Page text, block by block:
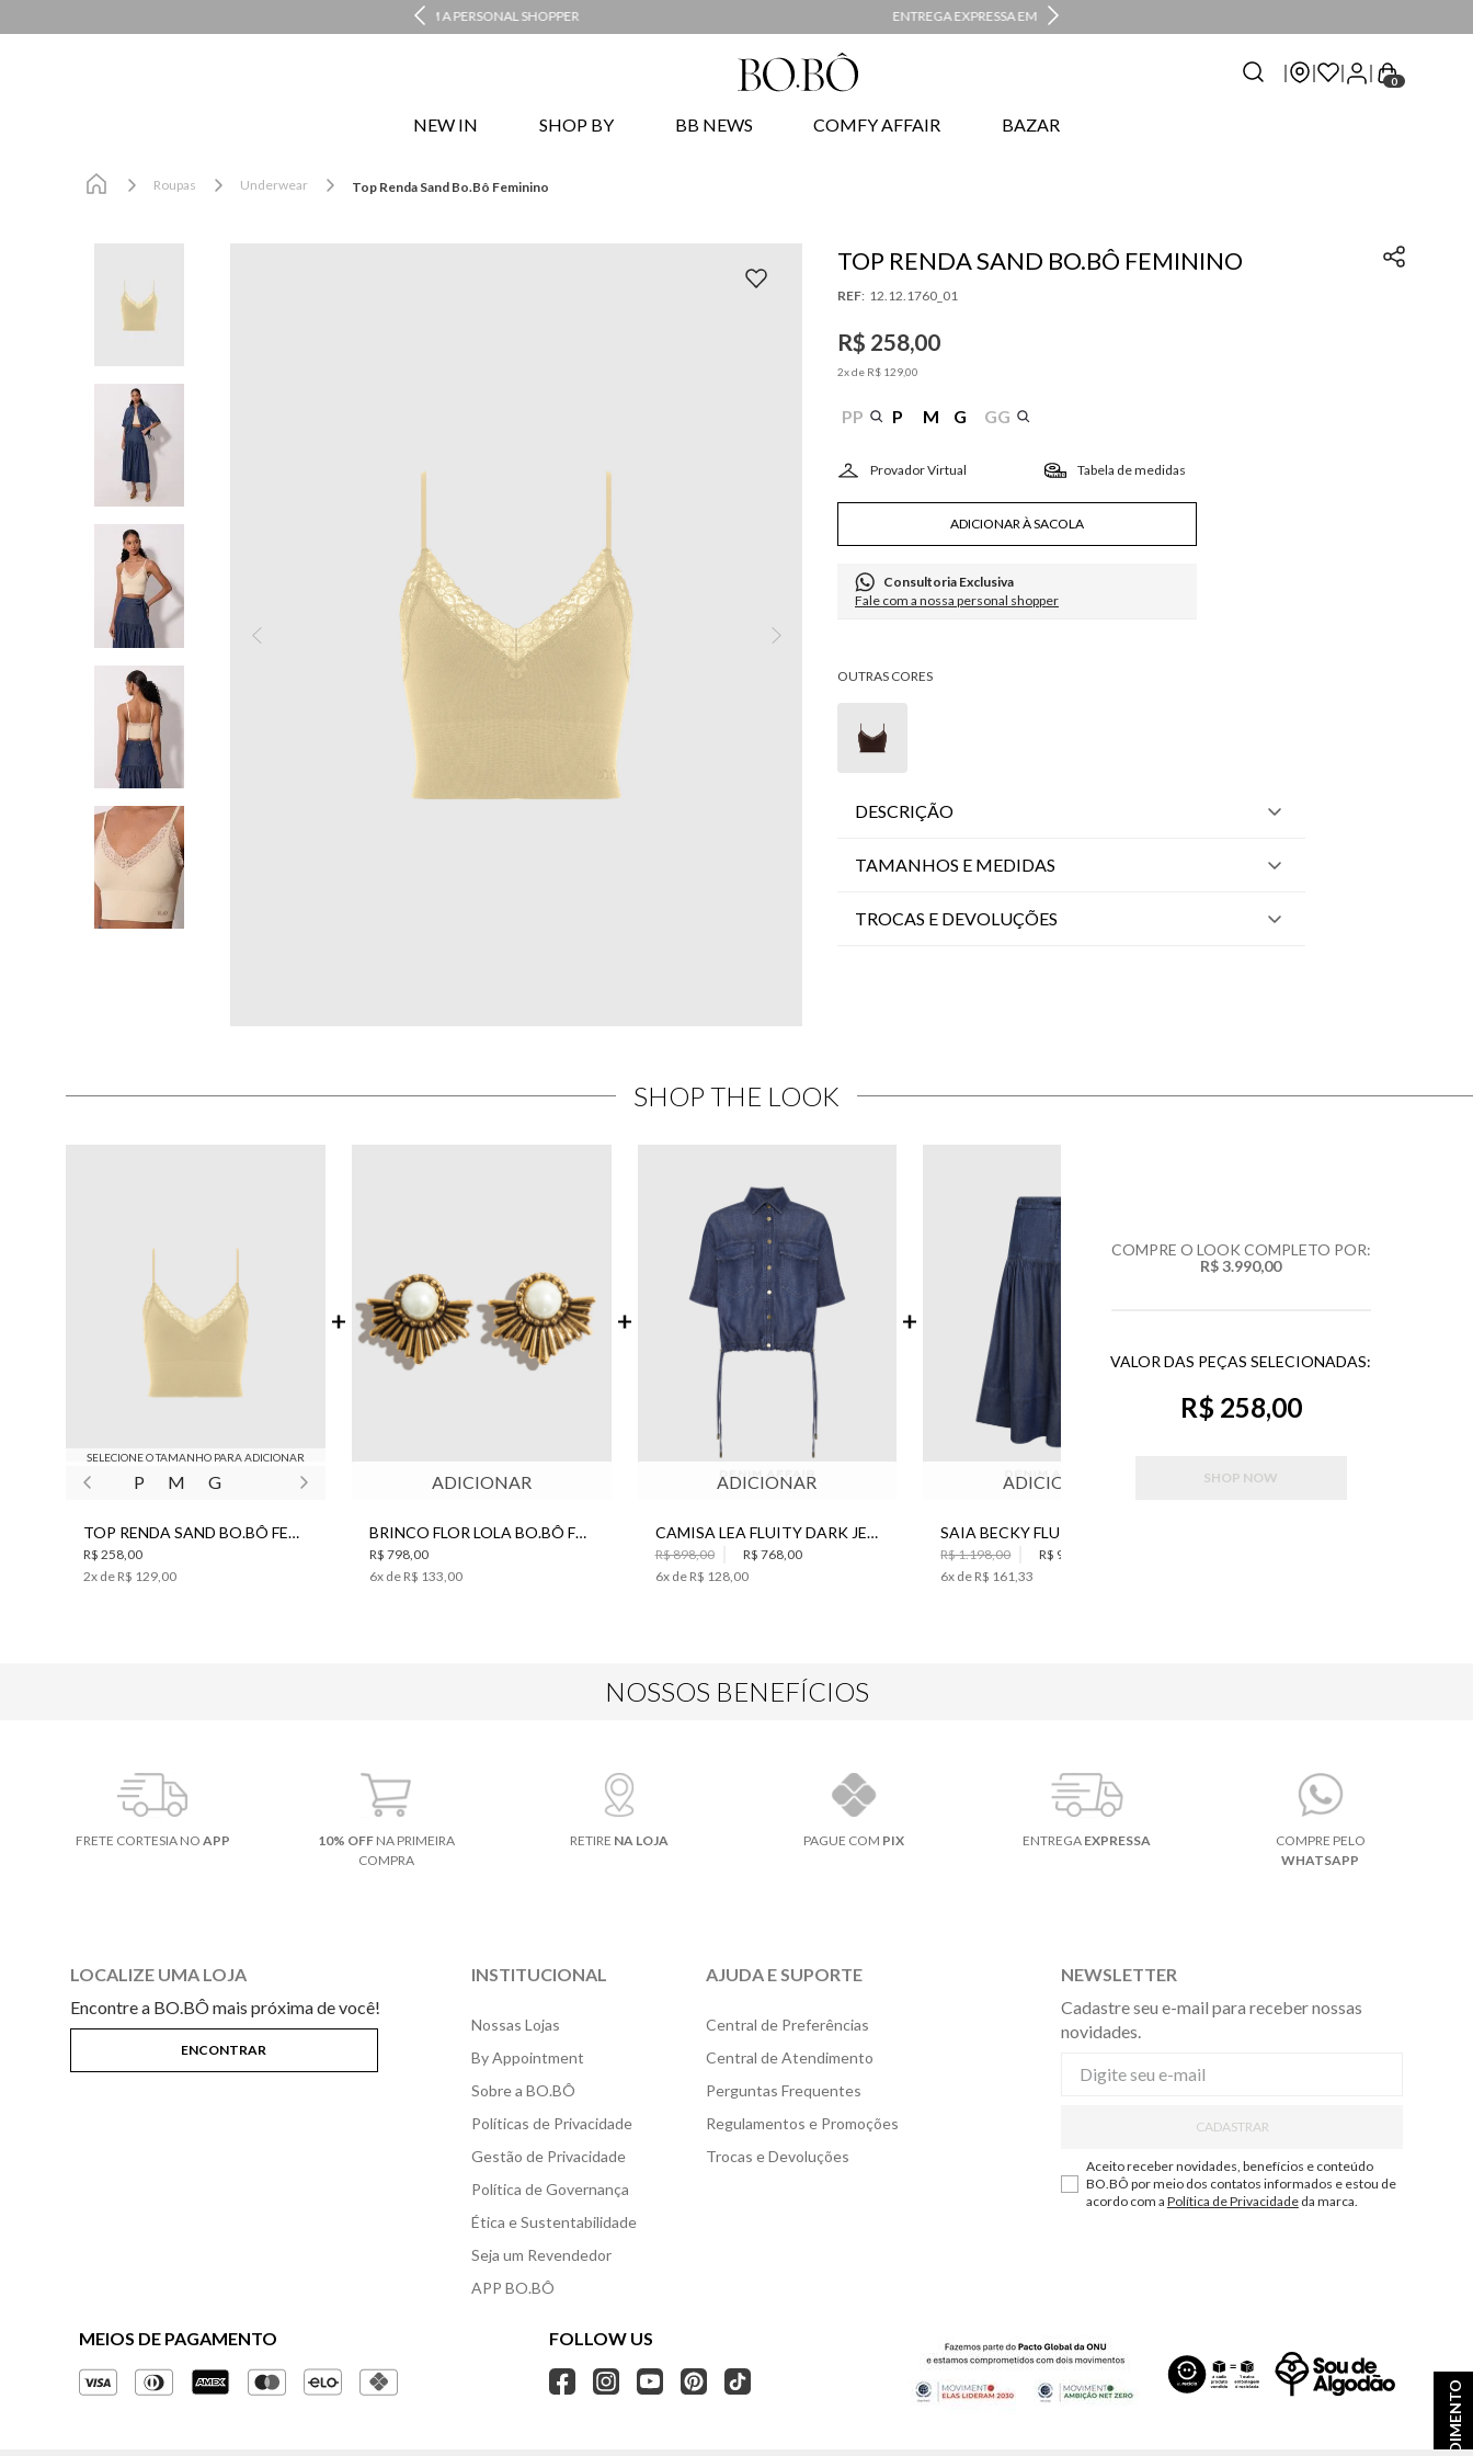
0
NEW IN SHOP BY BB NEWS COMFY AFFAIR BAZAR
Roupas Underwear Top Renda Sand Bo.Bô Feminino
TOP RENDA SAND BO.BÔ FEMININO
: 12.12.1760_01
R$ 258,00
2x de R$ 12900
PP P M G GG
Tabela de medidas
ADICIONAR À SACOLA
Consultoria Exclusiva
Fale com a nossa personal shopper
DESCRIÇÃO
TAMANHOS E MEDIDAS
TROCAS E DEVOLUÇÕES
SHOP THE LOOK
SELECIONE O TAMANHO PARA ADICIONAR
P M G
TOP RENDA SAND BO.BÔ FEMININO
R$ 258,00
2x de R$ 129,00
ADICIONAR
BRINCO FLOR LOLA BO.BÔ FEMININO
R$ 798,00
6x de R$ 133,00
ADICIONAR
CAMISA LEA FLUITY DARK JEANS BO.BÔ FEMININA
R$ 898,00
R$ 768,00
6x de R$ 128,00
ADICIONAR
R$ 1.198,00
R$ 968,00
6x de R$ 161,33
COMPRE O LOOK COMPLETO POR:
R$ 3.990,00
VALOR DAS PEÇAS SELECIONADAS:
R$ 258,00
SHOP NOW
NOSSOS BENEFÍCIOS
FRETE CORTESIA NO APP 10% OFFNA PRIMEIRA
COMPRA
RETIRE NA LOJA PAGUE COM PIX ENTREGA EXPRESSA
COMPRE PELO
WHATSAPP
LOCALIZE UMA LOJA
Encontre a BO.BÔ mais próxima de você!
INSTITUCIONAL
Nossas Lojas
By Appointment
Sobre a BO.BÔ
Políticas de Privacidade
Gestão de Privacidade
Política de Governança
Ética e Sustentabilidade
Seja um Revendedor
APP BO.BÔ
AJUDA E SUPORTE
Central de Preferências
Central de Atendimento
Perguntas Frequentes
Regulamentos e Promoções
Trocas e Devoluções
NEWSLETTER
Cadastre seu e-mail para receber nossas
novidades.
CADASTRAR
Aceito receber novidades, benefícios e conteúdo
BO.BÔ por meio dos contatos informados e estou de
acordo com a Política de Privacidadeda marca.
MEIOS DE PAGAMENTO FOLLOW US